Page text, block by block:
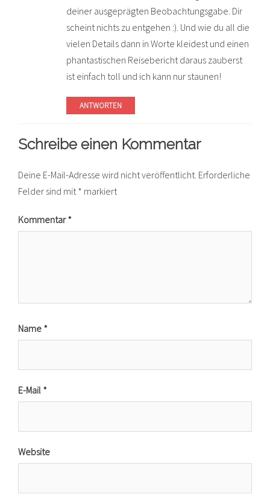
deiner ausgeprägten Beobachtungsgabe. Dir
scheint nichts zu entgehen :). Und wie du all die
vielen Details dann in Worte kleidest und einen
phantastischen Reisebericht daraus zauberst
ist einfach toll und ich kann nur staunen!
ANTWORTEN
Schreibe einen Kommentar
Deine E-Mail-Adresse wird nicht veröffentlicht. Erforderliche
Felder sind mit * markiert
Kommentar*
Name *
E-Mail *
Website